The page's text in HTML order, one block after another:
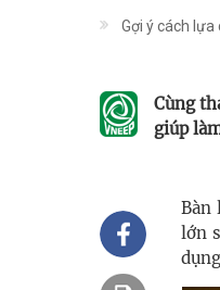
Gợi ý cách
Cùng
giúp
Bàn
lớn